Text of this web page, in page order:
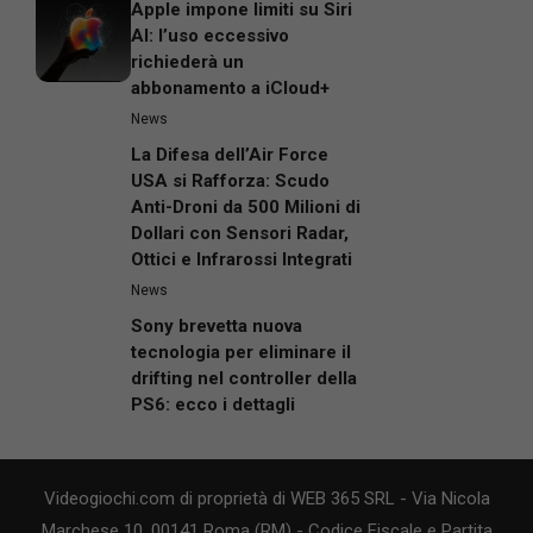
Apple impone limiti su Siri
AI: l’uso eccessivo
richiederà un
abbonamento a iCloud+
News
La Difesa dell’Air Force
USA si Rafforza: Scudo
Anti-Droni da 500 Milioni di
Dollari con Sensori Radar,
Ottici e Infrarossi Integrati
News
Sony brevetta nuova
tecnologia per eliminare il
drifting nel controller della
PS6: ecco i dettagli
Videogiochi.com di proprietà di WEB 365 SRL - Via Nicola